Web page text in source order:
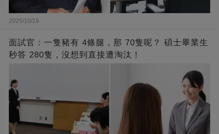
2025/10/19
面試官：一隻豬有 4條腿，那 70隻呢？ 碩士畢業生
秒答 280隻，沒想到直接遭淘汰！